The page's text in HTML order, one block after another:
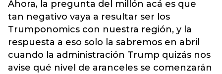
Ahora, la pregunta del millón acá es que
tan negativo vaya a resultar ser los
Trumponomics con nuestra región, y la
respuesta a eso solo la sabremos en abril
cuando la administración Trump quizás nos
avise qué nivel de aranceles se comenzarán